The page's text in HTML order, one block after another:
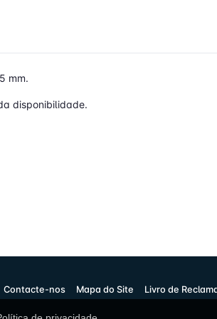
mm.
disponibilidade.
Contacte-nos Mapa do Site Livro de